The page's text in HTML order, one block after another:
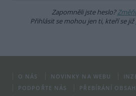
Zapomněli jste heslo?
Přihlásit se mohou jen ti, kteří se již
O NÁS NOVINKY NA WEBU
PODPOŘTE NÁS
PŘEBÍRÁNÍ